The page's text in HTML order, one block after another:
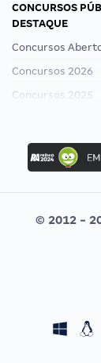
CONCURSOS
DESTAQUE
Concursos
Concursos 2026
Concursos 2025
Concurso
Concurso Ibama
Concurso MPU
Editais publicados
CONCURSOS
Concursos Fiscais
© 2012 -